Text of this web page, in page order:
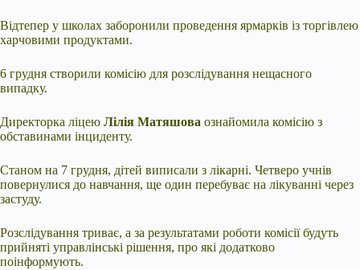
Відтепер у школах заборонили проведення ярмарків із торгівлею
харчовими продуктами.
6 грудня створили комісію для розслідування нещасного
випадку.
Директорка ліцею Лілія Матяшова ознайомила комісію з
обставинами інциденту.
Станом на 7 грудня, дітей виписали з лікарні. Четверо учнів
повернулися до навчання, ще один перебуває на лікуванні через
застуду.
Розслідування триває, а за результатами роботи комісії будуть
прийняті управлінські рішення, про які додатково
поінформують.